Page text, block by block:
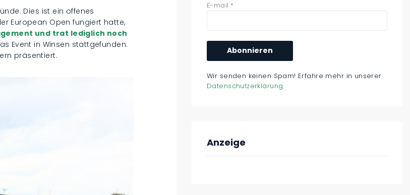
Dies ist ein offenes
European Open fungiert hatte,
und trat lediglich noch
Event in Winsen stattgefunden.
präsentiert.
E-mail *
Wir senden keinen Spam! Erfahre mehr in unserer
Datenschutzerklärung.
Anzeige